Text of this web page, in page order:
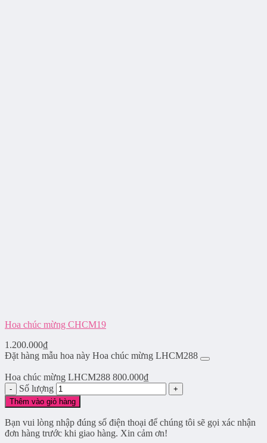
Hoa chúc mừng CHCM19
1.200.000₫
Đặt hàng mẫu hoa này Hoa chúc mừng LHCM288
Hoa chúc mừng LHCM288 800.000₫
Số lượng
Thêm vào giỏ hàng
Bạn vui lòng nhập đúng số điện thoại để chúng tôi sẽ gọi xác nhận
đơn hàng trước khi giao hàng. Xin cảm ơn!